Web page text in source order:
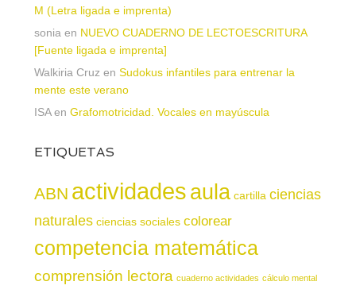
M (Letra ligada e imprenta)
sonia en NUEVO CUADERNO DE LECTOESCRITURA
[Fuente ligada e imprenta]
Walkiria Cruz en Sudokus infantiles para entrenar la
mente este verano
ISAen Grafomotricidad. Vocales en mayúscula
ETIQUETAS
ABN actividadesaula cartilla ciencias
naturales ciencias sociales colorear
competencia matemática
comprensión lectora cuaderno actividades cálculo mental